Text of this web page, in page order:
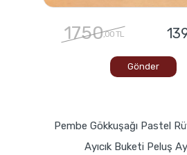
1750,00 TL
Gönder
Pembe Gökkuşağı Pastel
Ayıcık Buketi Peluş